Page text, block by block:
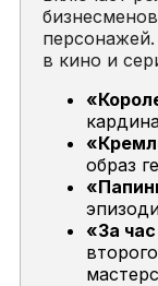
в кино и
образ
«За